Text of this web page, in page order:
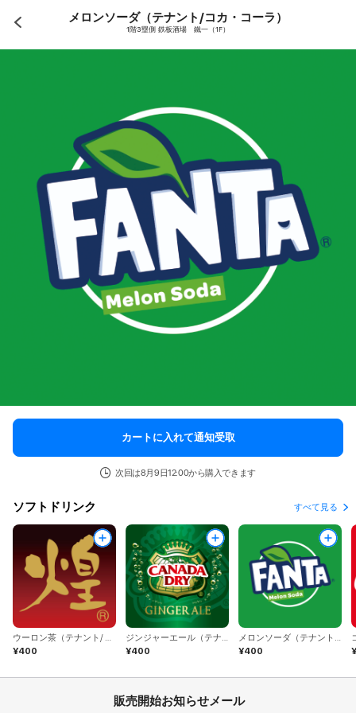
メロンソーダ（テナント/コカ・コーラ）
1階3塁側 鉄板酒場 鐵一（1F）
カートに入れて通知受取
次回は8月9日12:00から購入できます
ソフトドリンク すべて見る
ウーロン茶（テナント/ コカ・コーラ）
¥400
ジンジャーエール（テナント/コカ・コーラ）
¥400
メロンソーダ（テナント/コカ・コーラ）
¥400
販売開始お知らせメール